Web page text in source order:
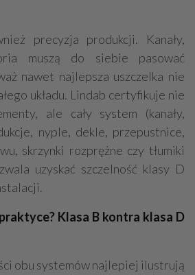
precyzja produkcji. Kanały,
muszą do siebie pasować
nawet najlepsza uszczelka nie
układu. Lindab certyfikuje nie
ale cały system (kanały,
nyple, dekle, przepustnice,
skrzynki rozprężne czy tłumiki
uzyskać szczelność klasy D
Klasa B kontra klasa D
obu systemów najlepiej ilustrują